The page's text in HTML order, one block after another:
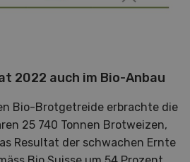
2022 auch im Bio-Anbau
Bio-Brotgetreide erbrachte die
25 740 Tonnen Brotweizen,
Resultat der schwachen Ernte